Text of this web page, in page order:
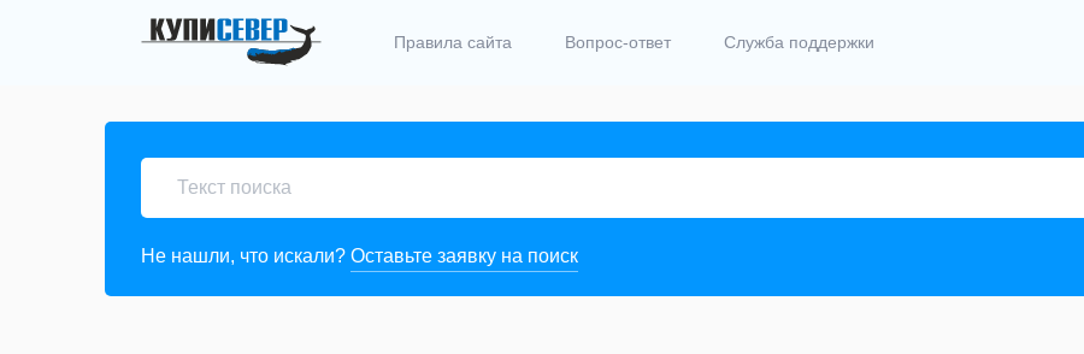
Правила сайта Вопрос-ответ Служба поддержки
Не нашли, что искали? Оставьте заявку на поиск